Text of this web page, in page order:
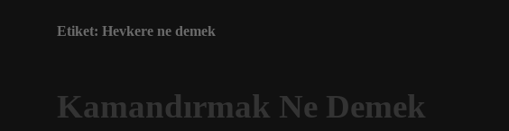
Etiket: Hevkere ne demek
Kamandırmak Ne Demek